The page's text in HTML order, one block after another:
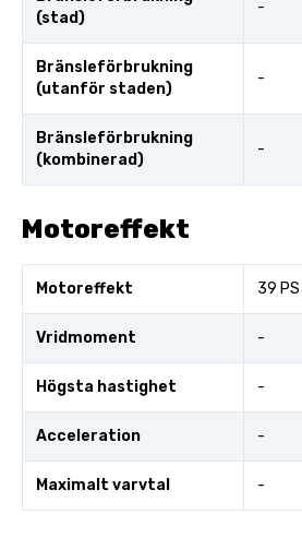
(stad)
-
Bränsleförbrukning
(utanför staden)
-
Bränsleförbrukning
(kombinerad)
-
Motoreffekt
Motoreffekt 39 PS
Vridmoment -
Högsta hastighet -
Acceleration -
Maximalt varvtal -